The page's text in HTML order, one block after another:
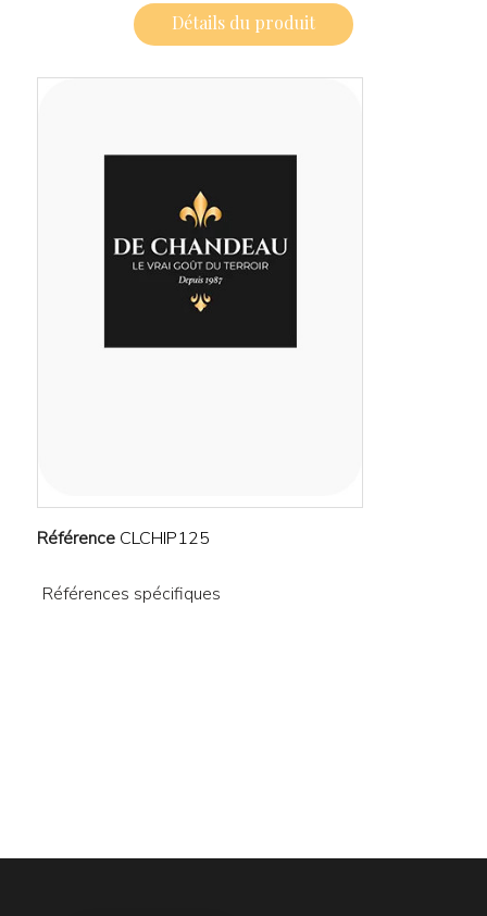
Détails du produit
Référence CLCHIP125
Références spécifiques